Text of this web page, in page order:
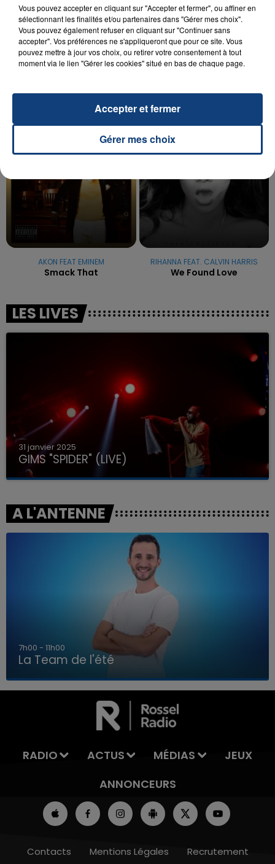
LA TEAM DE L'ÉTÉ
20 juillet 2026
UNE ADOLESCENTE DEVANT SE FAIRE
OPÉRER DE LA CHEVILLE RESSORT DE LA...
La famille a porté plainte contre la clinique qui a
TITRES DIFFUSÉS
AKON FEAT EMINEM
Smack That
22h15
22h15
RIHANNA FEAT. CALVIN HARRIS
We Found Love
LES LIVES
31 janvier 2025
GIMS "SPIDER" (LIVE)
A L'ANTENNE
7h00 - 11h00
La Team de l'été
RADIO ACTUS MÉDIAS
JEUX
ANNONCEURS
Contacts Mentions Légales Recrutement
Vous pouvez accepter en cliquant sur "Accepter et fermer", ou affiner en
sélectionnant les finalités et/ou partenaires dans "Gérer mes choix".
Vous pouvez également refuser en cliquant sur "Continuer sans
accepter". Vos préférences ne s'appliqueront que pour ce site. Vous
pouvez mettre à jour vos choix, ou retirer votre consentement à tout
moment via le lien "Gérer les cookies" situé en bas de chaque page.
Gérer mes choix
Accepter et fermer